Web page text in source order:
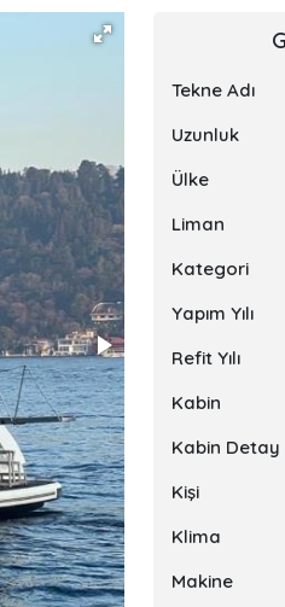
Tekne Adı
Uzunluk
Ülke
Liman
Kategori
Yapım Yılı
Refit Yılı
Kabin
Kabin Detay
Kişi
Klima
Makine